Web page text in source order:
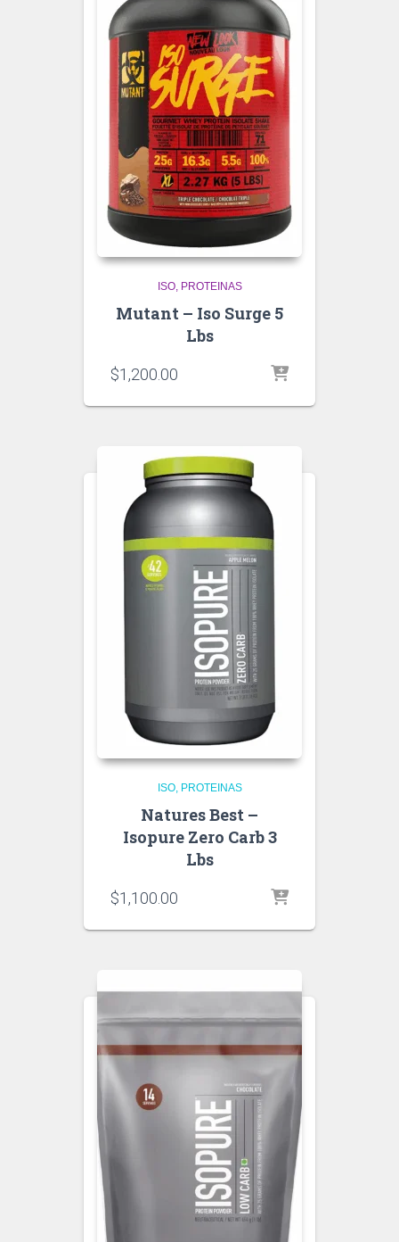
ISO PROTEINAS
Mutant – Iso Surge 5
Lbs
$1,200.00
ISO PROTEINAS
Natures Best –
Isopure Zero Carb 3
Lbs
$1,100.00